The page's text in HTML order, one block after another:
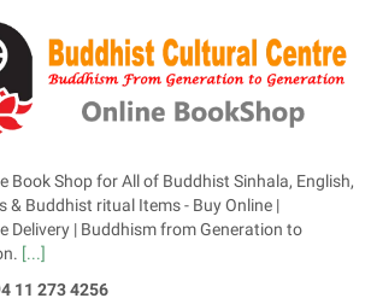
Book Shop for All of Buddhist Sinhala, English,
& Buddhist ritual Items - Buy Online |
Delivery | Buddhism from Generation to
[...]
11 273 4256